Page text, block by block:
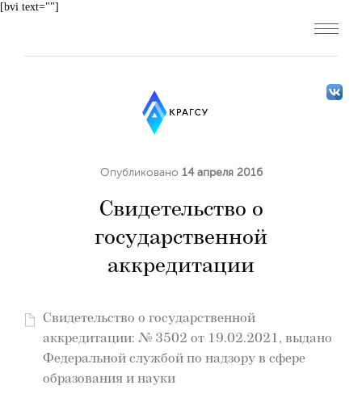
[bvi text=""]
Опубликовано 14 апреля 2016
Свидетельство о
государственной
аккредитации
Свидетельство о государственной
аккредитации: № 3502 от 19.02.2021, выдано
Федеральной службой по надзору в сфере
образования и науки